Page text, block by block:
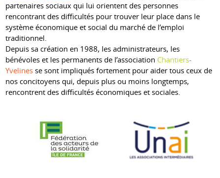
partenaires sociaux qui lui orientent des personnes
rencontrant des difficultés pour trouver leur place dans le
système économique et social du marché de l’emploi
traditionnel.
Depuis sa création en 1988, les administrateurs, les
bénévoles et les permanents de l’association Chantiers-
Yvelines se sont impliqués fortement pour aider tous ceux de
nos concitoyens qui, depuis plus ou moins longtemps,
rencontrent des difficultés économiques et sociales.